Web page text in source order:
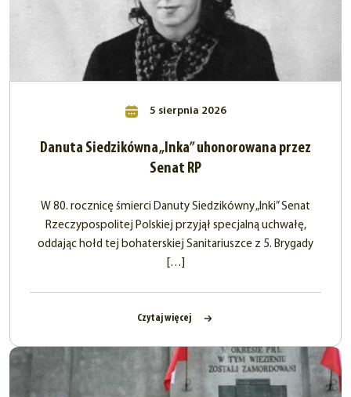
5 sierpnia 2026
Danuta Siedzikówna „Inka” uhonorowana przez
Senat RP
W 80. rocznicę śmierci Danuty Siedzikówny „Inki” Senat
Rzeczypospolitej Polskiej przyjął specjalną uchwałę,
oddając hołd tej bohaterskiej Sanitariuszce z 5. Brygady
[…]
Czytaj więcej